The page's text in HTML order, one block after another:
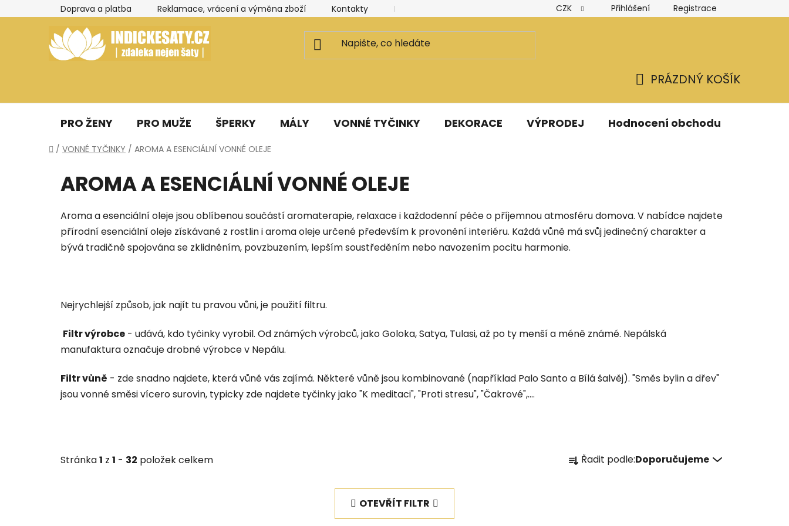
na
Doprava a platba Reklamace, vrácení a výměna zboží Kontakty Kancelář a ateliér Hodnocení obchodu Obchodní podmínky
CZK Přihlášení Registrace
KOŠÍK
PRÁZDNÝ KOŠÍK
PRO ŽENY PRO MUŽE ŠPERKY MÁLY VONNÉ TYČINKY DEKORACE VÝPRODEJ Hodnocení obchodu
Domů
/ VONNÉ TYČINKY / AROMA A ESENCIÁLNÍ VONNÉ OLEJE
AROMA A ESENCIÁLNÍ VONNÉ OLEJE
Aroma a esenciální oleje jsou oblíbenou součástí aromaterapie, relaxace i každodenní péče o příjemnou atmosféru domova. V nabídce najdete
přírodní esenciální oleje získávané z rostlin i aroma oleje určené především k provonění interiéru. Každá vůně má svůj jedinečný charakter a
bývá tradičně spojována se zklidněním, povzbuzením, lepším soustředěním nebo navozením pocitu harmonie.
Nejrychlejší způsob, jak najít tu pravou vůni, je použití filtru.
Filtr výrobce - udává, kdo tyčinky vyrobil. Od známých výrobců, jako Goloka, Satya, Tulasi, až po ty menší a méně známé. Nepálská
manufaktura označuje drobné výrobce v Nepálu.
Filtr vůně - zde snadno najdete, která vůně vás zajímá. Některé vůně jsou kombinované (například Palo Santo a Bílá šalvěj). "Směs bylin a dřev"
jsou vonné směsi vícero surovin, typicky zde najdete tyčinky jako "K meditaci", "Proti stresu", "Čakrové",....
Stránka1 z 1 - 32 položek celkem a Řadit podle:Doporučujeme
OTEVŘÍT FILTR